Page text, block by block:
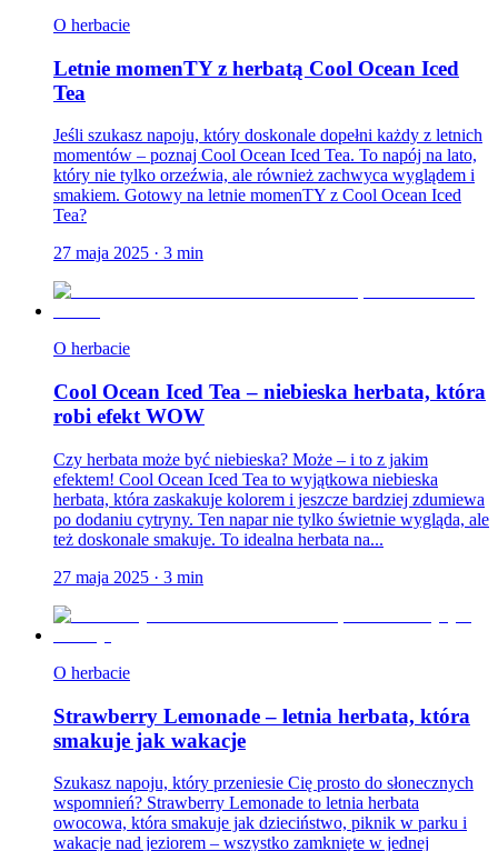
O herbacie
Letnie momenTY z herbatą Cool Ocean Iced
Tea
Jeśli szukasz napoju, który doskonale dopełni każdy z letnich
momentów – poznaj Cool Ocean Iced Tea. To napój na lato,
który nie tylko orzeźwia, ale również zachwyca wyglądem i
smakiem. Gotowy na letnie momenTY z Cool Ocean Iced
Tea?
27 maja 2025 · 3 min
O herbacie
Cool Ocean Iced Tea – niebieska herbata, która
robi efekt WOW
Czy herbata może być niebieska? Może – i to z jakim
efektem! Cool Ocean Iced Tea to wyjątkowa niebieska
herbata, która zaskakuje kolorem i jeszcze bardziej zdumiewa
po dodaniu cytryny. Ten napar nie tylko świetnie wygląda, ale
też doskonale smakuje. To idealna herbata na...
27 maja 2025 · 3 min
O herbacie
Strawberry Lemonade – letnia herbata, która
smakuje jak wakacje
Szukasz napoju, który przeniesie Cię prosto do słonecznych
wspomnień? Strawberry Lemonade to letnia herbata
owocowa, która smakuje jak dzieciństwo, piknik w parku i
wakacje nad jeziorem – wszystko zamknięte w jednej